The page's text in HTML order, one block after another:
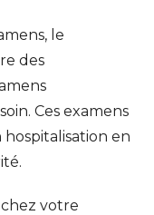
le
des
Ces examens
en
votre